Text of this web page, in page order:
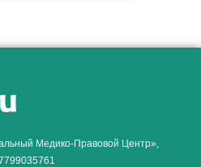
Медико-Правовой Центр»,